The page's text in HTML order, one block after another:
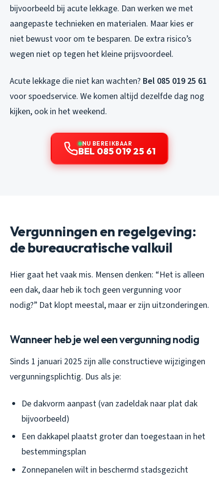
bijvoorbeeld bij acute lekkage. Dan werken we met
aangepaste technieken en materialen. Maar kies er
niet bewust voor om te besparen. De extra risico’s
wegen niet op tegen het kleine prijsvoordeel.
Acute lekkage die niet kan wachten? Bel 085 019 25 61
voor spoedservice. We komen altijd dezelfde dag nog
kijken, ook in het weekend.
NU BEREIKBAAR
BEL 085 019 25 61
Vergunningen en regelgeving:
de bureaucratische valkuil
Hier gaat het vaak mis. Mensen denken: “Het is alleen
een dak, daar heb ik toch geen vergunning voor
nodig?” Dat klopt meestal, maar er zijn uitzonderingen.
Wanneer heb je wel een vergunning nodig
Sinds 1 januari 2025 zijn alle constructieve wijzigingen
vergunningsplichtig. Dus als je:
De dakvorm aanpast (van zadeldak naar plat dak
bijvoorbeeld)
Een dakkapel plaatst groter dan toegestaan in het
bestemmingsplan
Zonnepanelen wilt in beschermd stadsgezicht